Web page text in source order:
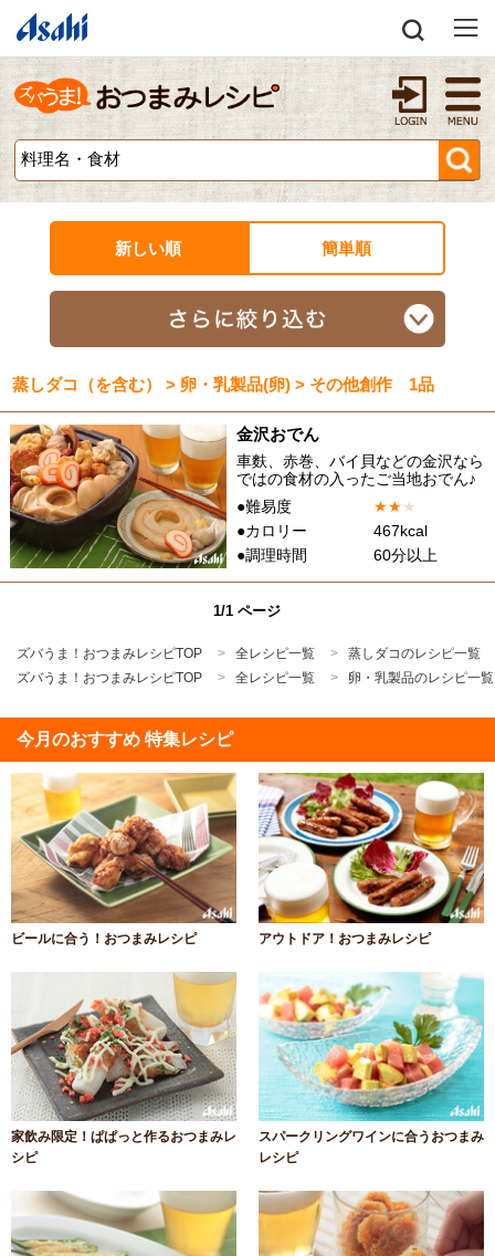
新しい順 簡単順
蒸しダコ（を含む） > 卵・乳製品(卵) > その他創作 1品
金沢おでん
車麩、赤巻、バイ貝などの金沢なら
ではの食材の入ったご当地おでん♪
●難易度
★★★
●カロリー
467kcal
●調理時間
60分以上
1/1 ページ
ズバうま！おつまみレシピTOP 全レシピ一覧
蒸しダコのレシピ一覧
ズバうま！おつまみレシピTOP
全レシピ一覧 卵・乳製品のレシピ一覧
今月のおすすめ 特集レシピ
ビールに合う！おつまみレシピ アウトドア！おつまみレシピ
家飲み限定！ぱぱっと作るおつまみレ
シピ
スパークリングワインに合うおつまみ
レシピ